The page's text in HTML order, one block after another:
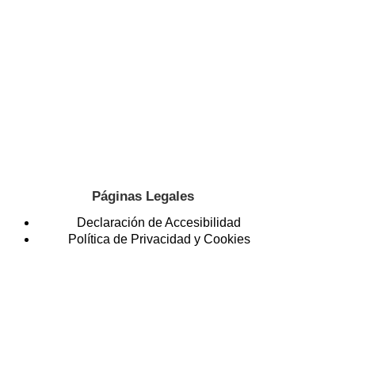
Páginas Legales
Declaración de Accesibilidad
Política de Privacidad y Cookies